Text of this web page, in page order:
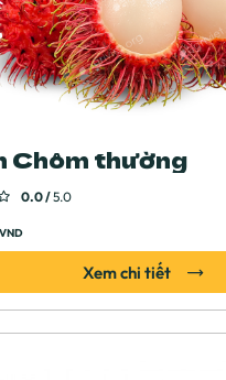
Chôm thường
0.0 /5.0
VND
Xem chi tiết